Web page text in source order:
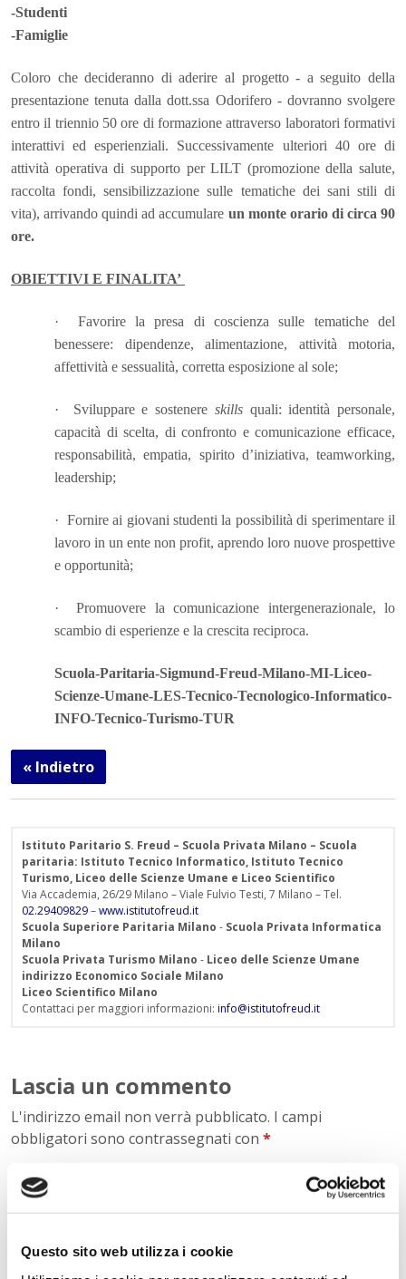
Questo sito web utilizza i cookie
-Studenti
-Famiglie
Coloro che decideranno di aderire al progetto - a seguito della
presentazione tenuta dalla dott.ssa Odorifero - dovranno svolgere
entro il triennio 50 ore di formazione attraverso laboratori formativi
interattivi ed esperienziali. Successivamente ulteriori 40 ore di
attività operativa di supporto per LILT (promozione della salute,
raccolta fondi, sensibilizzazione sulle tematiche dei sani stili di
vita), arrivando quindi ad accumulare un monte orario di circa 90
ore.
OBIETTIVI E FINALITA’
·
Favorire la presa di coscienza sulle tematiche del
benessere: dipendenze, alimentazione, attività motoria,
affettività e sessualità, corretta esposizione al sole;
· Sviluppare e sostenere skills quali: identità personale,
capacità di scelta, di confronto e comunicazione efficace,
responsabilità, empatia, spirito d’iniziativa, teamworking,
leadership;
· Fornire ai giovani studenti la possibilità di sperimentare il
lavoro in un ente non profit, aprendo loro nuove prospettive
e opportunità;
·
Promuovere la comunicazione intergenerazionale, lo
scambio di esperienze e la crescita reciproca.
Scuola-Paritaria-Sigmund-Freud-Milano-MI-Liceo-
Scienze-Umane-LES-Tecnico-Tecnologico-Informatico-
INFO-Tecnico-Turismo-TUR
« Indietro
Istituto Paritario S. Freud – Scuola Privata Milano – Scuola
paritaria: Istituto Tecnico Informatico, Istituto Tecnico
Turismo, Liceo delle Scienze Umane e Liceo Scientifico
Via Accademia, 26/29 Milano – Viale Fulvio Testi, 7 Milano – Tel.
02.29409829–www.istitutofreud.it
Scuola Superiore Paritaria Milano - Scuola Privata Informatica
Milano
Scuola Privata Turismo Milano - Liceo delle Scienze Umane
indirizzo Economico Sociale Milano
Liceo Scientifico Milano
Contattaci per maggiori informazioni: info@istitutofreud.it
Lascia un commento
L'indirizzo email non verrà pubblicato. I campi
obbligatori sono contrassegnati con *
Nome
E-mail *